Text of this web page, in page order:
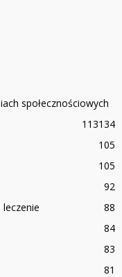
społecznościowych
134
113
105
105
92
88
84
83
81